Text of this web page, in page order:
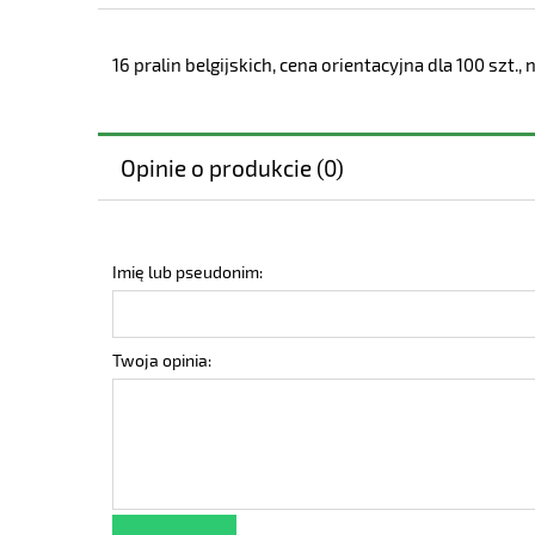
16 pralin belgijskich, cena orientacyjna dla 100 szt.,
Opinie o produkcie (0)
Imię lub pseudonim:
Twoja opinia: